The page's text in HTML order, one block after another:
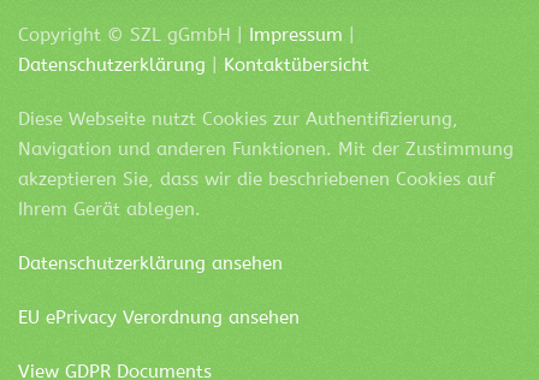
Copyright © SZL gGmbH | Impressum
Datenschutzerklärung
Kontaktübersicht
Diese Webseite nutzt Cookies zur Authentifizierung,
Navigation und anderen Funktionen. Mit der Zustimmung
akzeptieren Sie, dass wir die beschriebenen Cookies auf
Ihrem Gerät ablegen.
Datenschutzerklärung ansehen
EU ePrivacy Verordnung ansehen
View GDPR Documents